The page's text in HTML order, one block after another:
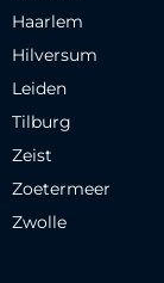
Haarlem
Hilversum
Leiden
Tilburg
Zeist
Zoetermeer
Zwolle